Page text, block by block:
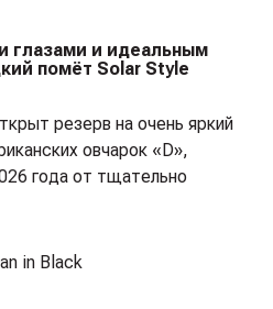
глазами и идеальным
помёт Solar Style
резерв на очень яркий
овчарок «D»,
года от тщательно
in Black